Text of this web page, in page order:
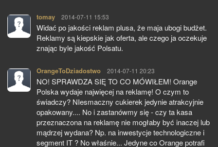
tomay pisze:
2014-07-11 15:53
Widać po jakości reklam plusa, że maja ubogi budżet.
Reklamy są kiepskie jak oferta, ale czego ja oczekuje
znając byle jakość Polsatu.
OrangeToDziadostwo pisze:
2014-07-11 20:23
NO! SPRAWDZA SIĘ TO CO MÓWIŁEM! Orange
Polska wydaje najwięcej na reklamę! O czym to
świadczy? NIesmaczny cukierek jedynie atrakcyjnie
opakowany.... No i zastanówmy się - czy ta kasa
przeznaczona na reklamę nie mogłaby być inaczej lub
mądrzej wydana? Np. na inwestycje technologiczne i
segment IT ? No właśnie... Jedyne co Orange potrafi